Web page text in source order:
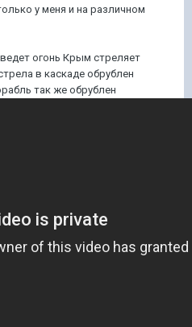
у меня и на различном
огонь Крым стреляет
в каскаде обрублен
так же обрублен